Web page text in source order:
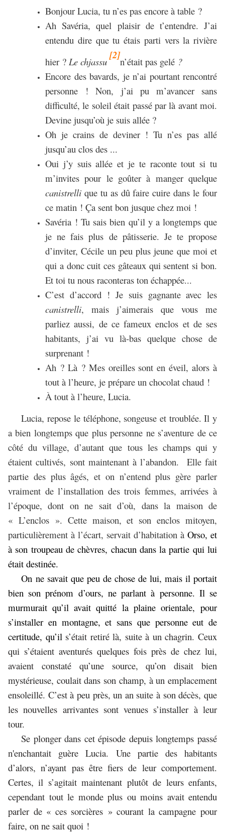
Bonjour Lucia, tu n’es pas encore à table ?
Ah Savéria, quel plaisir de t’entendre. J’ai
entendu dire que tu étais parti vers la rivière
hier ? Le chjassu
[2]
n’était pas gelé ?
Encore des bavards, je n’ai pourtant rencontré
personne ! Non, j’ai pu m’avancer sans
difficulté, le soleil était passé par là avant moi.
Devine jusqu’où je suis allée ?
Oh je crains de deviner ! Tu n’es pas allé
jusqu’au clos des ...
Oui j’y suis allée et je te raconte tout si tu
m’invites pour le goûter à manger quelque
canistrelli que tu as dû faire cuire dans le four
ce matin ! Ça sent bon jusque chez moi !
Savéria ! Tu sais bien qu’il y a longtemps que
je ne fais plus de pâtisserie. Je te propose
d’inviter, Cécile un peu plus jeune que moi et
qui a donc cuit ces gâteaux qui sentent si bon.
Et toi tu nous raconteras ton échappée...
C’est d’accord ! Je suis gagnante avec les
canistrelli, mais j’aimerais que vous me
parliez aussi, de ce fameux enclos et de ses
habitants, j’ai vu là-bas quelque chose de
surprenant !
Ah ? Là ? Mes oreilles sont en éveil, alors à
tout à l’heure, je prépare un chocolat chaud !
À tout à l’heure, Lucia.
Lucia, repose le téléphone, songeuse et troublée. Il y
a bien longtemps que plus personne ne s’aventure de ce
côté du village, d’autant que tous les champs qui y
étaient cultivés, sont maintenant à l’abandon. Elle fait
partie des plus âgés, et on n’entend plus gère parler
vraiment de l’installation des trois femmes, arrivées à
l’époque, dont on ne sait d’où, dans la maison de
« L’enclos ». Cette maison, et son enclos mitoyen,
particulièrement à l’écart, servait d’habitation à Orso, et
à son troupeau de chèvres, chacun dans la partie qui lui
était destinée.
On ne savait que peu de chose de lui, mais il portait
bien son prénom d’ours, ne parlant à personne. Il se
murmurait qu’il avait quitté la plaine orientale, pour
s’installer en montagne, et sans que personne eut de
certitude, qu’ils’était retiré là, suite à un chagrin. Ceux
qui s’étaient aventurés quelques fois près de chez lui,
avaient constaté qu’une source, qu’on disait bien
mystérieuse, coulait dans son champ, à un emplacement
ensoleillé. C’est à peu près, un an suite à son décès, que
les nouvelles arrivantes sont venues s’installer à leur
tour.
Se plonger dans cet épisode depuis longtemps passé
n'enchantait guère Lucia. Une partie des habitants
d’alors, n’ayant pas être fiers de leur comportement.
Certes, il s’agitait maintenant plutôt de leurs enfants,
cependant tout le monde plus ou moins avait entendu
parler de « ces sorcières » courant la campagne pour
faire, on ne sait quoi !